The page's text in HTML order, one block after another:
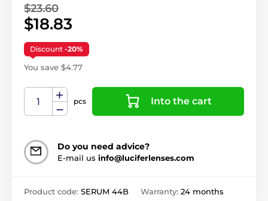
$23.60
$18.83
Discount -20%
You save $4.77
pcs Into the cart
Do you need advice?
E-mail us info@luciferlenses.com
Product code: SERUM 44B Warranty: 24 months